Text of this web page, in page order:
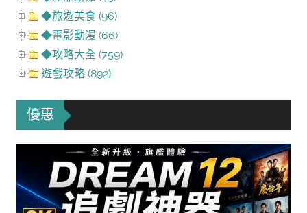
◆旅遊美食 (96)
◆電影動漫 (66)
◆攻略大全 (759)
遊戲攻略 (892)
優惠